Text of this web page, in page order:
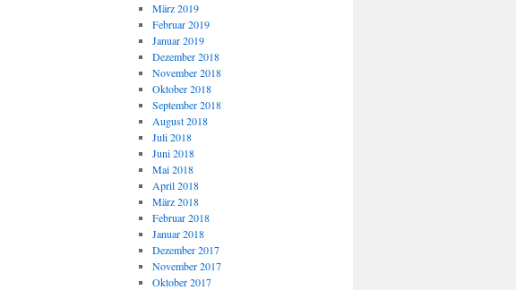
März 2019
Februar 2019
Januar 2019
Dezember 2018
November 2018
Oktober 2018
September 2018
August 2018
Juli 2018
Juni 2018
Mai 2018
April 2018
März 2018
Februar 2018
Januar 2018
Dezember 2017
November 2017
Oktober 2017